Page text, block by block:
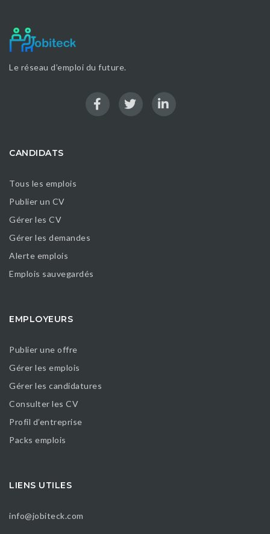
Le réseau d’emploi du future.
CANDIDATS
Tous les emplois
Publier un CV
Gérer les CV
Gérer les demandes
Alerte emplois
Emplois sauvegardés
EMPLOYEURS
Publier une offre
Gérer les emplois
Gérer les candidatures
Consulter les CV
Profil d’entreprise
Packs emplois
LIENS UTILES
info@jobiteck.com